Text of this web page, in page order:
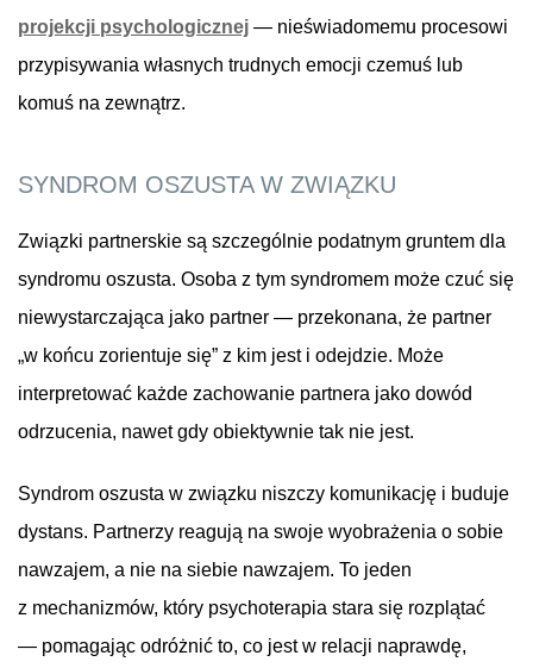
projekcji psychologicznej — nieświadomemu procesowi
przypisywania własnych trudnych emocji czemuś lub
komuś na zewnątrz.
SYNDROM OSZUSTA W ZWIĄZKU
Związki partnerskie są szczególnie podatnym gruntem dla
syndromu oszusta. Osoba z tym syndromem może czuć się
niewystarczająca jako partner — przekonana, że partner
„w końcu zorientuje się” z kim jest i odejdzie. Może
interpretować każde zachowanie partnera jako dowód
odrzucenia, nawet gdy obiektywnie tak nie jest.
Syndrom oszusta w związku niszczy komunikację i buduje
dystans. Partnerzy reagują na swoje wyobrażenia o sobie
nawzajem, a nie na siebie nawzajem. To jeden
z mechanizmów, który psychoterapia stara się rozplątać
— pomagając odróżnić to, co jest w relacji naprawdę,